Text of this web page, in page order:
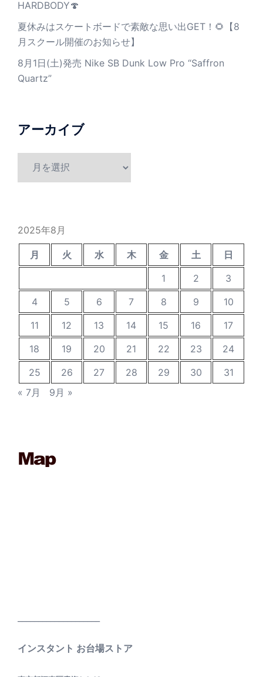
HARDBODY🍄
夏休みはスケートボードで素敵な思い出GET！🌻【8
月スクール開催のお知らせ】
8月1日(土)発売 Nike SB Dunk Low Pro “Saffron
Quartz”
アーカイブ
2025年8月
月 火 水 木 金 土
日
1
2
3
4
5 6 7 8 9
10
11
12 13 14 15 16
17
18
19 20 21 22 23
24
25
26 27 28 29 30
31
« 7月
9月 »
インスタント お台場ストア